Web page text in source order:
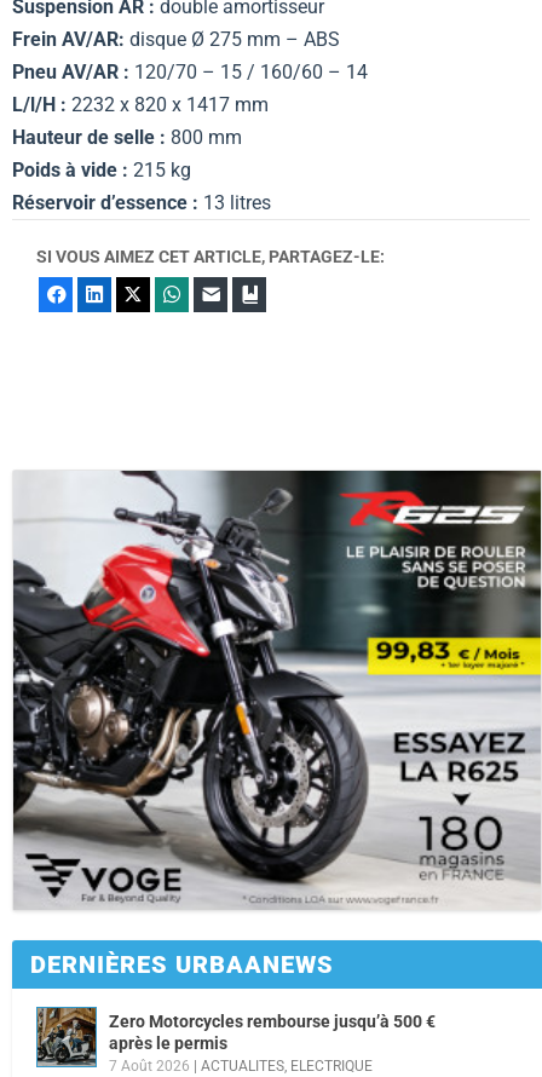
Suspension AR : double amortisseur
Frein AV/AR: disque Ø 275 mm – ABS
Pneu AV/AR : 120/70 – 15 / 160/60 – 14
L/l/H : 2232 x 820 x 1417 mm
Hauteur de selle : 800 mm
Poids à vide : 215 kg
Réservoir d’essence : 13 litres
SI VOUS AIMEZ CET ARTICLE, PARTAGEZ-LE:
FacebookLinkedIn WhatsApp
E-mail
DERNIÈRES URBAANEWS
Zero Motorcycles rembourse jusqu’à 500 €
après le permis
7 Août 2026 ACTUALITES, ELECTRIQUE